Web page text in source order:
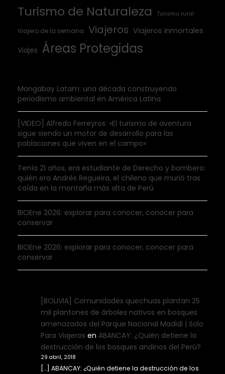
Turismo de Naturaleza Turismo rural
Viajero de la semana Viajeros Viajeros inmortales
Viajes Áreas Protegidas
Mongabay Latam: una década construyendo
periodismo ambiental en América Latina
[VIDEO] Alfredo Ferreyros: «El turismo de aventura
sigue siendo un motor de desarrollo para las
poblaciones que viven en el campo»
Tenía 21 años, era estudiante de Derecho y bombero:
quién era Andrés Regueira, el chileno que murió tras
caída en la montaña más alta de Perú
BIOEne 2026: explorar para conocer, conocer para
conservar
BIOEne 2026: explorar para conocer, conocer para
conservar
[BOLIVIA] Comunidades quechuas plantan 25
mil plantones de árboles nativos en bosques
amenazados del Parque Nacional Madidi | Solo
Para Viajeros en ABANCAY: ¿Quién detiene la
destrucción de los bosques andinos del Perú?
29 abril, 2018
[…] ABANCAY: ¿Quién detiene la destrucción de los